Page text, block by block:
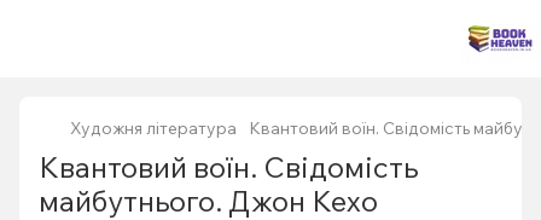
Художня література Квантовий воїн. Свідомість
Квантовий воїн. Свідомість
майбутнього. Джон Кехо